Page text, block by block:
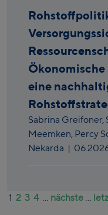
eine
Sabrina Greifoner,
Meemken, Percy
Nekarda |
1 2 3 4 ... nächste ...